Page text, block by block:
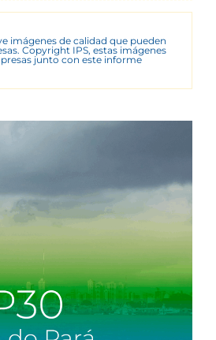
imágenes de calidad que pueden
Copyright IPS, estas imágenes
junto con este informe